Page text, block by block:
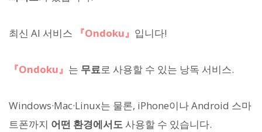
최신 AI 서비스 『Ondoku』 입니다!
『Ondoku』 는 무료로 사용할 수 있는 낭독 서비스.
Windows·Mac·Linux는 물론, iPhone이나 Android 스마
트폰까지 어떤 환경에서도 사용할 수 있습니다.